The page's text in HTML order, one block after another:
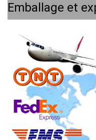
Emballage et